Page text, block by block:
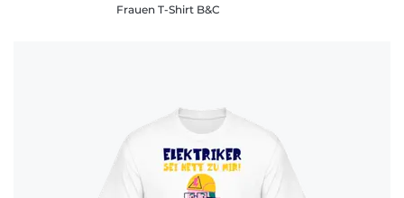
Frauen T-Shirt B&C